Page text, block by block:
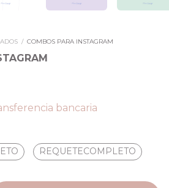
/ COMBOS PARA INSTAGRAM
bancaria
REQUETECOMPLETO